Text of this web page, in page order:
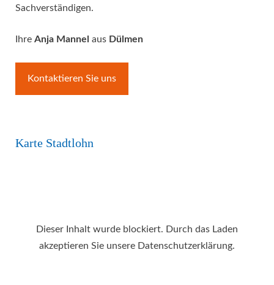
Sachverständigen.
Ihre Anja Mannel aus Dülmen
Kontaktieren Sie uns
Karte Stadtlohn
Dieser Inhalt wurde blockiert. Durch das Laden
akzeptieren Sie unsere Datenschutzerklärung.